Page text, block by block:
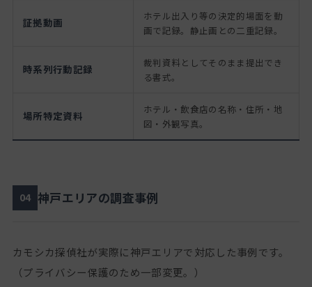
証拠動画
ホテル出入り等の決定的場面を動
画で記録。静止画との二重記録。
時系列行動記録
裁判資料としてそのまま提出でき
る書式。
場所特定資料
ホテル・飲食店の名称・住所・地
図・外観写真。
04 神戸エリアの調査事例
カモシカ探偵社が実際に神戸エリアで対応した事例です。
（プライバシー保護のため一部変更。）